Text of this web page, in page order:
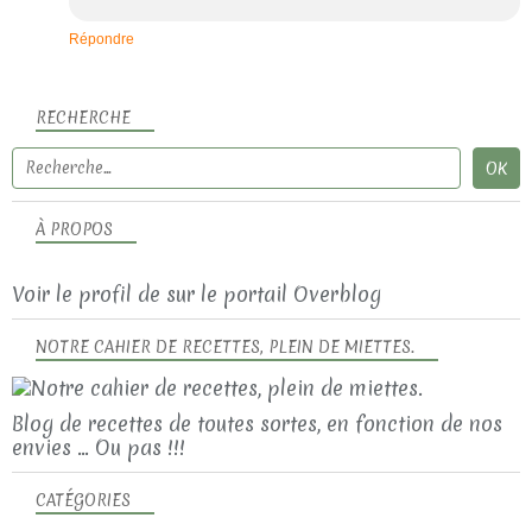
Répondre
RECHERCHE
NOTRE CAHIER DE RECETTES, PLEIN DE MIETTES.
Blog de recettes de toutes sortes, en fonction de nos
envies ... Ou pas !!!
À PROPOS
Voir le profil de sur le portail Overblog
CATÉGORIES